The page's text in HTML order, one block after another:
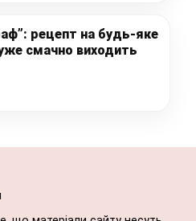
рецепт на будь-яке
смачно виходить